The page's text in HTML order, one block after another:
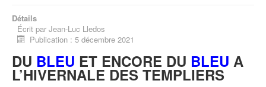
Détails
Écrit par Jean-Luc Lledos
Publication : 5 décembre 2021
DU BLEU ET ENCORE DU BLEU A
L’HIVERNALE DES TEMPLIERS